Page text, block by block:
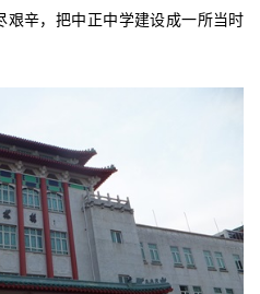
艰辛，把中正中学建设成一所当时